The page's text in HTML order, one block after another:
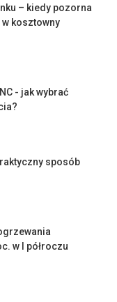
– kiedy pozorna
kosztowny
- jak wybrać
sposób
w I półroczu